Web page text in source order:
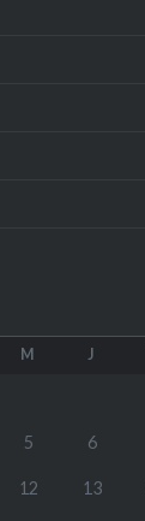
M J
5 6
12 13